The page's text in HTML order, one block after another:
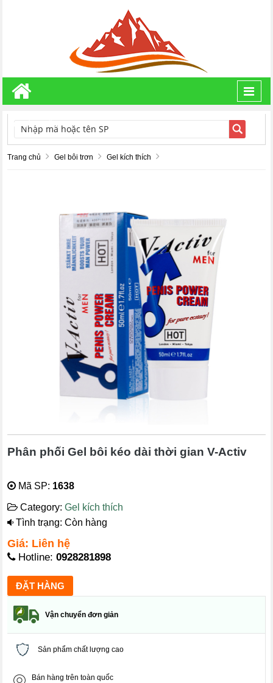
TÌM KIẾM
Trang chủ Gel bôi trơn Gel kích thích
Phân phối Gel bôi kéo dài thời gian V-Activ
Mã SP: 1638
Category:Gel kích thích
Tình trạng: Còn hàng
Giá: Liên hệ
Hotline:0928281898
Vận chuyển đơn giản
Sản phẩm chất lượng cao
Bán hàng trên toàn quốc